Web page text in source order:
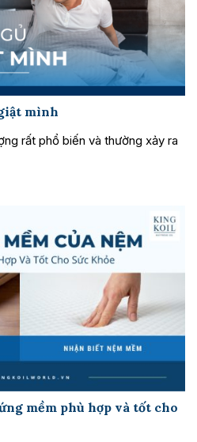
mình
rất phổ biến và thường xảy ra
mềm phù hợp và tốt cho